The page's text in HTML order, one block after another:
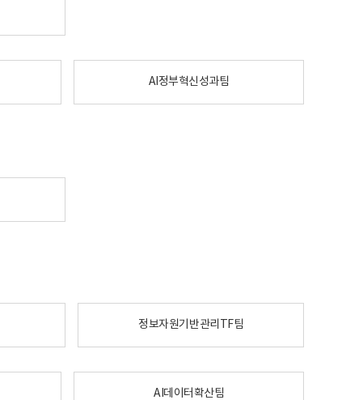
AI정부혁신성과팀
정보자원기반관리TF팀
AI데이터확산팀